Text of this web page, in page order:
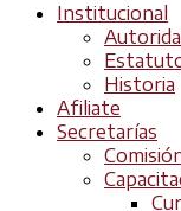
Institucional
Historia
Afiliate
Secretarías